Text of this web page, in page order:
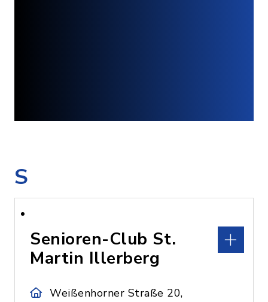
S
Senioren-Club St.
Martin Illerberg
Weißenhorner Straße 20,